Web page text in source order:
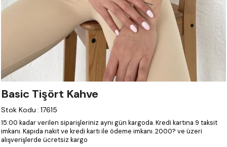
Basic Tişört Kahve
Stok Kodu : 17615
15:00 kadar verilen siparişleriniz aynı gün kargoda.Kredi kartına 9 taksit
imkanı.Kapıda nakit ve kredi kartı ile ödeme imkanı.2000? ve üzeri
alışverişlerde ücretsiz kargo